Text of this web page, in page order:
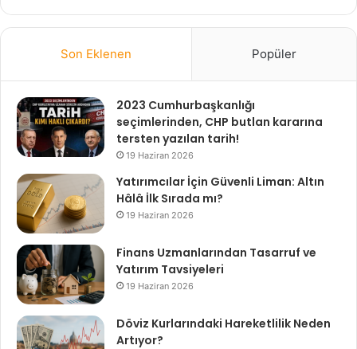
Son Eklenen Popüler
2023 Cumhurbaşkanlığı
seçimlerinden, CHP butlan kararına
tersten yazılan tarih!
19 Haziran 2026
Yatırımcılar İçin Güvenli Liman: Altın
Hâlâ İlk Sırada mı?
19 Haziran 2026
Finans Uzmanlarından Tasarruf ve
Yatırım Tavsiyeleri
19 Haziran 2026
Döviz Kurlarındaki Hareketlilik Neden
Artıyor?